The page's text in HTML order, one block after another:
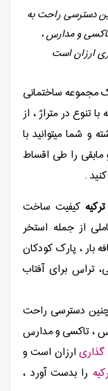
دسترسی راحت به
و مدارس ،
ارزان است
مجموعه ساختمانی
تنوع در متراژ ، از
تنوع داشته و شما میتوانید با
و مابقی را طی اقساط
کیفیت ساخت
از جمله استخر
بار ، پارک کودکان
تراس برای آفتاب
دسترسی راحت
، تاکسی و مدارس
گذاریارزان است و
را بدست آورد ،